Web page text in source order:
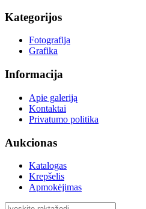
Kategorijos
Fotografija
Grafika
Informacija
Apie galeriją
Kontaktai
Privatumo politika
Aukcionas
Katalogas
Krepšelis
Apmokėjimas